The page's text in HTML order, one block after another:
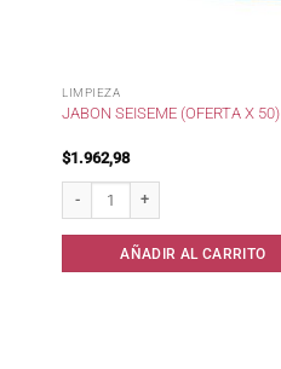
LIMPIEZA
JABON SEISEME (OFERTA X 50)
$1.962,98
AÑADIR AL CARRITO